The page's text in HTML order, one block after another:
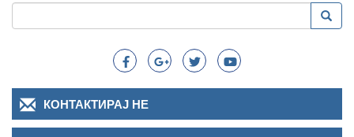
Search
Пребарување
КОНТАКТИРАЈ НЕ